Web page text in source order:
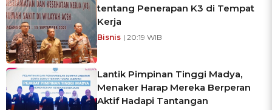
tentang Penerapan K3 di Tempat
Kerja
Bisnis | 20:19 WIB
Lantik Pimpinan Tinggi Madya,
Menaker Harap Mereka Berperan
Aktif Hadapi Tantangan